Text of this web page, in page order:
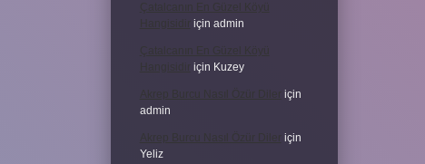
Çatalcanın En Güzel Köyü
Hangisidir için admin
Çatalcanın En Güzel Köyü
Hangisidir için Kuzey
Akrep Burcu Nasıl Özür Diler için
admin
Akrep Burcu Nasıl Özür Diler için
Yeliz